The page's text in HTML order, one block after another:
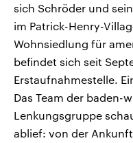
sich Schröder und
im Patrick-Henry-
Wohnsiedlung für
befindet sich seit
Erstaufnahmestelle.
Das Team der baden-
Lenkungsgruppe
ablief: von der